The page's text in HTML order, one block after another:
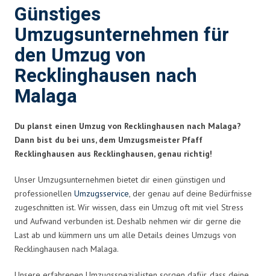
Günstiges
Umzugsunternehmen für
den Umzug von
Recklinghausen nach
Malaga
Du planst einen Umzug von Recklinghausen nach Malaga?
Dann bist du bei uns, dem Umzugsmeister Pfaff
Recklinghausen aus Recklinghausen, genau richtig!
Unser Umzugsunternehmen bietet dir einen günstigen und
professionellen Umzugsservice, der genau auf deine Bedürfnisse
zugeschnitten ist. Wir wissen, dass ein Umzug oft mit viel Stress
und Aufwand verbunden ist. Deshalb nehmen wir dir gerne die
Last ab und kümmern uns um alle Details deines Umzugs von
Recklinghausen nach Malaga.